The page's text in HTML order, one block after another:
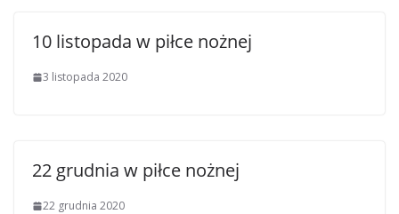
10 listopada w piłce nożnej
3 listopada 2020
22 grudnia w piłce nożnej
22 grudnia 2020